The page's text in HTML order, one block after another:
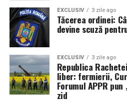
EXCLUSIV 3 zile ago
Tăcerea ordinei:
devine scuză
EXCLUSIV 3 zile ago
Republica
liber: fermierii,
Forumul APPR
zid